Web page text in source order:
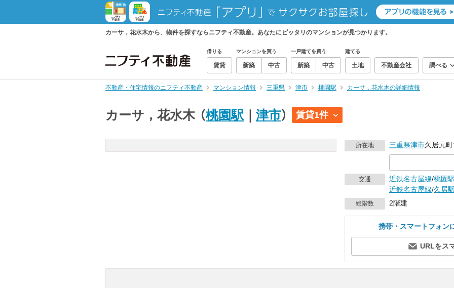
カーサ，花水木から、物件を探すならニフティ不動産。あなたにピッタリのマンションが見つかります。
借りる
賃貸
マンションを買う
新築 中古
一戸建てを買う
新築 中古
建てる
土地 不動産会社 調べる
不動産・住宅情報のニフティ不動産 マンション情報 三重県 津市 桃園駅 カーサ，花水木の詳細情報
カーサ，花水木 （桃園駅 津市） 賃貸1件
所在地 三重県津市久居元
交通 近鉄名古屋線/桃園
近鉄名古屋線/久居
総階数 2階建
携帯・スマートフォン
URLをス